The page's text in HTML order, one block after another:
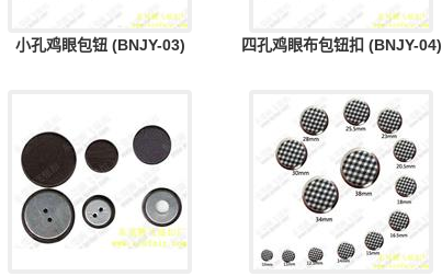
小孔鸡眼包钮 (BNJY-03) 四孔鸡眼布包钮扣 (BNJY-04)